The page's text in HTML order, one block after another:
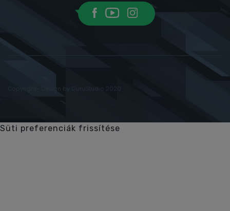
Copyright- Design by GuruStudio 2020
Süti preferenciák frissítése